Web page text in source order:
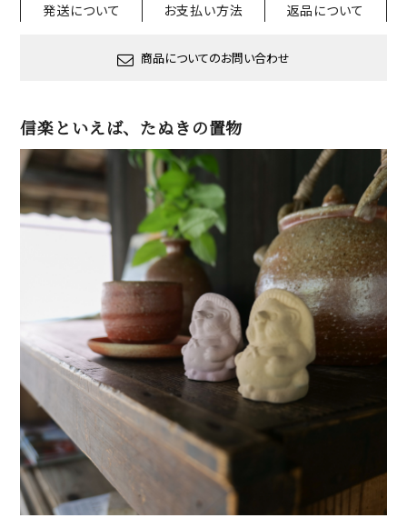
発送について お支払い方法 返品について
商品についてのお問い合わせ
信楽といえば、たぬきの置物